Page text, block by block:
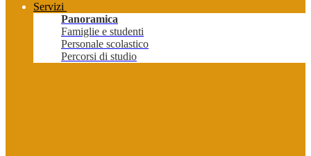
Servizi
Panoramica
Famiglie e studenti
Personale scolastico
Percorsi di studio